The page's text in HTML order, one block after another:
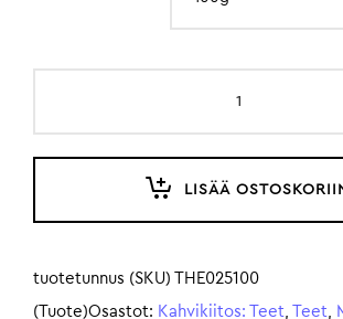
LISÄÄ
tuotetunnus (SKU)
THE025100
(Tuote)Osastot: Kahvikiitos: Teet, Teet,